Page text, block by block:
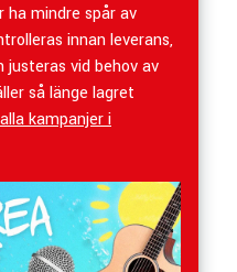
ha mindre spår av
innan leverans,
vid behov av
så länge lagret
kampanjer i